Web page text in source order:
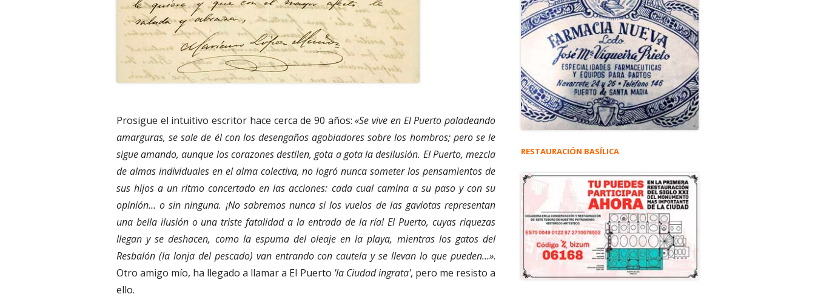
Prosigue el intuitivo escritor hace cerca de 90 años:«Se vive en El Puerto paladeando
amarguras, se sale de él con los desengaños agobiadores sobre los hombros; pero se le
sigue amando, aunque los corazones destilen, gota a gota la desilusión. El Puerto, mezcla
de almas individuales en el alma colectiva, no logró nunca someter los pensamientos de
sus hijos a un ritmo concertado en las acciones: cada cual camina a su paso y con su
opinión… o sin ninguna. ¡No sabremos nunca si los vuelos de las gaviotas representan
una bella ilusión o una triste fatalidad a la entrada de la ría! El Puerto, cuyas riquezas
llegan y se deshacen, como la espuma del oleaje en la playa, mientras los gatos del
Resbalón (la lonja del pescado) van entrando con cautela y se llevan lo que pueden…».
Otro amigo mío, ha llegado a llamar a El Puerto 'la Ciudad ingrata', pero me resisto a
ello.
RESTAURACIÓN BASÍLICA